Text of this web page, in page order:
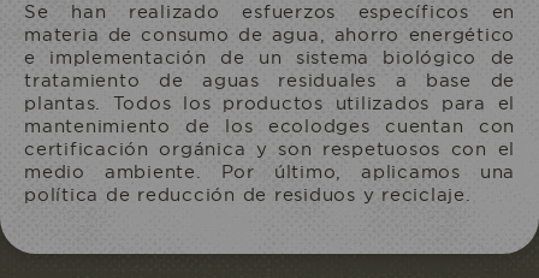
Se han realizado esfuerzos específicos en
materia de consumo de agua, ahorro energético
e implementación de un sistema biológico de
tratamiento de aguas residuales a base de
plantas. Todos los productos utilizados para el
mantenimiento de los ecolodges cuentan con
certificación orgánica y son respetuosos con el
medio ambiente. Por último, aplicamos una
política de reducción de residuos y reciclaje.